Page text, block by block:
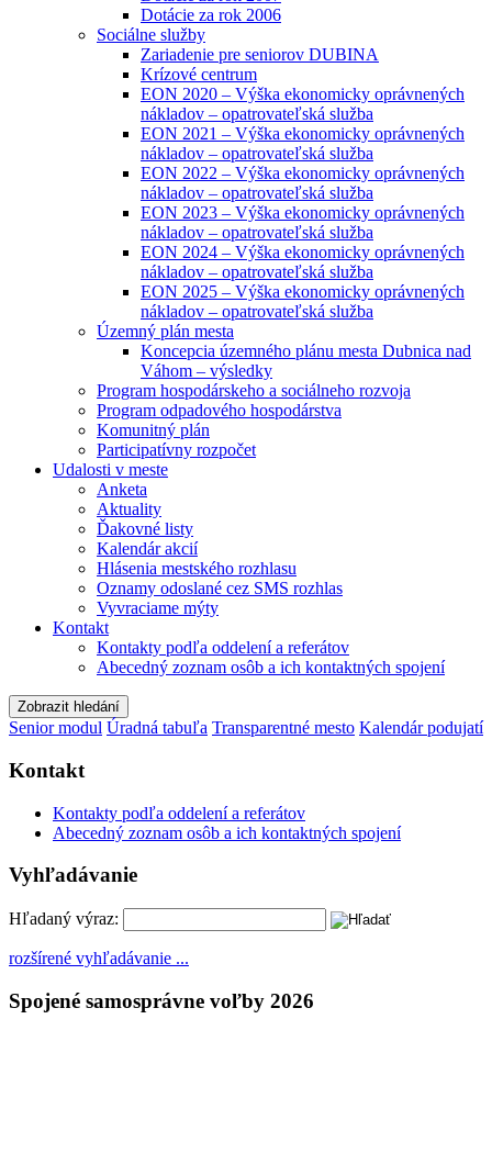
Dotácie za rok 2006
Sociálne služby
Zariadenie pre seniorov DUBINA
Krízové centrum
EON 2020 – Výška ekonomicky oprávnených
nákladov – opatrovateľská služba
EON 2021 – Výška ekonomicky oprávnených
nákladov – opatrovateľská služba
EON 2022 – Výška ekonomicky oprávnených
nákladov – opatrovateľská služba
EON 2023 – Výška ekonomicky oprávnených
nákladov – opatrovateľská služba
EON 2024 – Výška ekonomicky oprávnených
nákladov – opatrovateľská služba
EON 2025 – Výška ekonomicky oprávnených
nákladov – opatrovateľská služba
Územný plán mesta
Koncepcia územného plánu mesta Dubnica nad
Váhom – výsledky
Program hospodárskeho a sociálneho rozvoja
Program odpadového hospodárstva
Komunitný plán
Participatívny rozpočet
Udalosti v meste
Anketa
Aktuality
Ďakovné listy
Kalendár akcií
Hlásenia mestského rozhlasu
Oznamy odoslané cez SMS rozhlas
Vyvraciame mýty
Kontakt
Kontakty podľa oddelení a referátov
Abecedný zoznam osôb a ich kontaktných spojení
Zobrazit hledání
Senior modul Úradná tabuľa Transparentné mesto Kalendár podujatí
Kontakt
Kontakty podľa oddelení a referátov
Abecedný zoznam osôb a ich kontaktných spojení
Vyhľadávanie
Hľadaný výraz:
rozšírené vyhľadávanie ...
Spojené samosprávne voľby 2026